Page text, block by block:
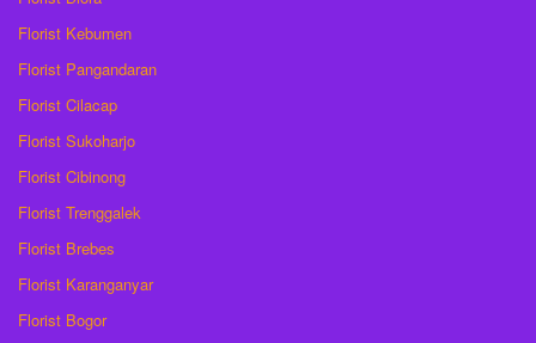
Florist Kebumen
Florist Pangandaran
Florist Cilacap
Florist Sukoharjo
Florist Cibinong
Florist Trenggalek
Florist Brebes
Florist Karanganyar
Florist Bogor